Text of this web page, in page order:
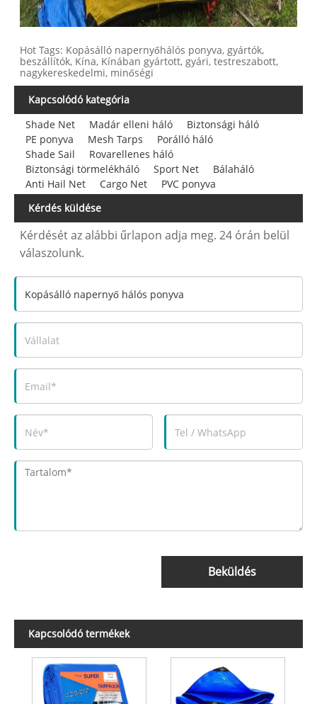
Hot Tags: Kopásálló napernyőhálós ponyva, gyártók,
beszállítók, Kína, Kínában gyártott, gyári, testreszabott,
nagykereskedelmi, minőségi
Kapcsolódó kategória
Shade Net
Madár elleni háló
Biztonsági háló
PE ponyva
Mesh Tarps
Porálló háló
Shade Sail
Rovarellenes háló
Biztonsági törmelékháló
Sport Net
Bálaháló
Anti Hail Net
Cargo Net
PVC ponyva
Kérdés küldése
Kérdését az alábbi űrlapon adja meg. 24 órán belül
válaszolunk.
Beküldés
Kapcsolódó termékek